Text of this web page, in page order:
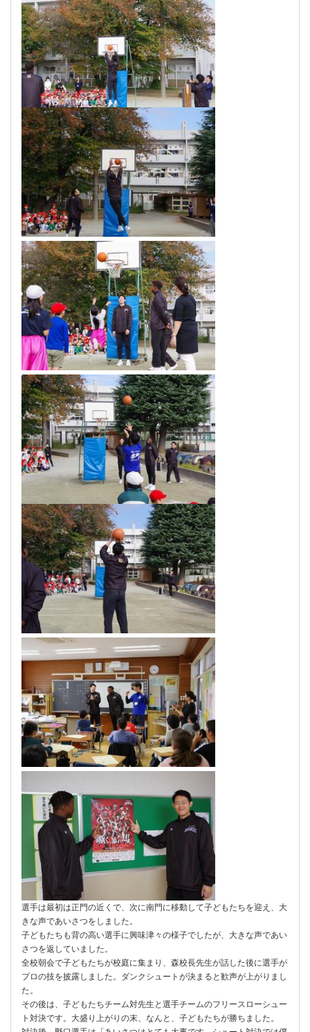
選手は最初は正門の近くで、次に南門に移動して子どもたちを迎え、大
きな声であいさつをしました。
子どもたちも背の高い選手に興味津々の様子でしたが、大きな声であい
さつを返していました。
全校朝会で子どもたちが校庭に集まり、森校長先生が話した後に選手が
プロの技を披露しました。ダンクシュートが決まると歓声が上がりまし
た。
その後は、子どもたちチーム対先生と選手チームのフリースローシュー
ト対決です。大盛り上がりの末、なんと、子どもたちが勝ちました。